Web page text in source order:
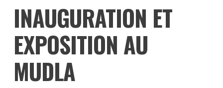
INAUGURATION ET
EXPOSITION AU
MUDLA